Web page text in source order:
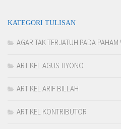
KATEGORI TULISAN
AGAR TAK TERJATUH PADA
ARTIKEL AGUS TIYONO
ARTIKEL ARIF BILLAH
ARTIKEL KONTRIBUTOR